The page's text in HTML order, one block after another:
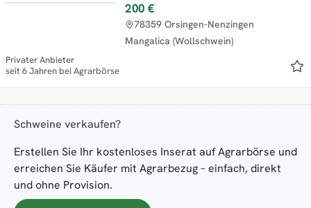
200 €
Mangalica (Wollschwein)
78359 Orsingen-Nenzingen
Privater Anbieter
seit 6 Jahren bei Agrarbörse
Schweine verkaufen?
Erstellen Sie Ihr kostenloses Inserat auf Agrarbörse und
erreichen Sie Käufer mit Agrarbezug – einfach, direkt
und ohne Provision.